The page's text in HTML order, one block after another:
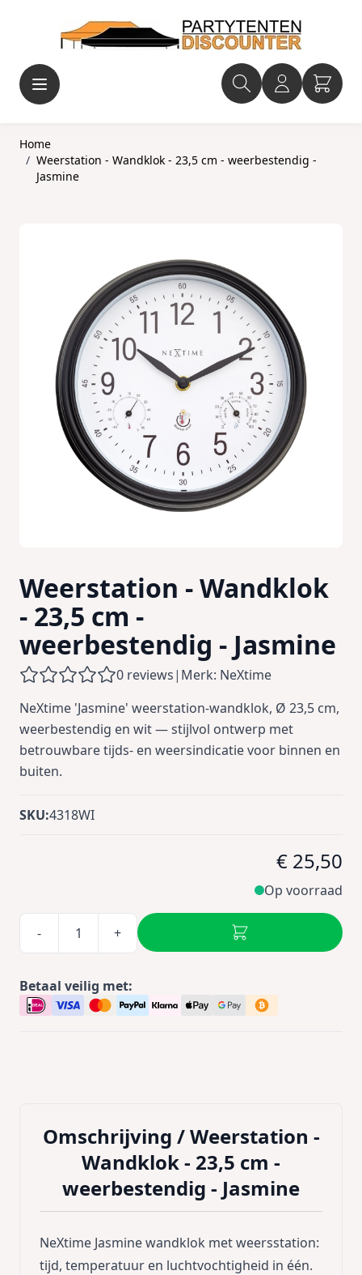
Home
/ Weerstation - Wandklok - 23,5 cm - weerbestendig -
Jasmine
Weerstation - Wandklok
- 23,5 cm -
weerbestendig - Jasmine
0 reviews| Merk: NeXtime
NeXtime 'Jasmine' weerstation-wandklok, Ø 23,5 cm,
weerbestendig en wit — stijlvol ontwerp met
betrouwbare tijds- en weersindicatie voor binnen en
buiten.
SKU:4318WI
€ 25,50
Op voorraad
- +
Betaal veilig met:
Omschrijving /Weerstation -
Wandklok - 23,5 cm -
weerbestendig - Jasmine
NeXtime Jasmine wandklok met weersstation:
tijd, temperatuur en luchtvochtigheid in één.